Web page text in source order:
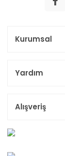
Kurumsal
Yardım
Alışveriş